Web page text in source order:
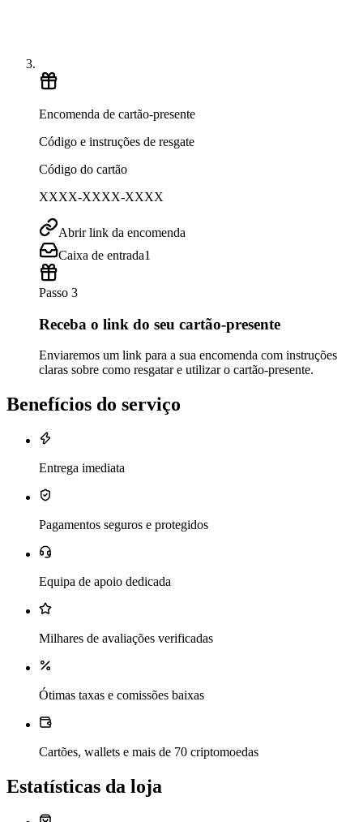
Encomenda de cartão-presente
Código e instruções de resgate
Código do cartão
XXXX-XXXX-XXXX
Abrir link da encomenda
Caixa de entrada1
Passo 3
Receba o link do seu cartão-presente
Enviaremos um link para a sua encomenda com instruções
claras sobre como resgatar e utilizar o cartão-presente.
Benefícios do serviço
Entrega imediata
Pagamentos seguros e protegidos
Equipa de apoio dedicada
Milhares de avaliações verificadas
Ótimas taxas e comissões baixas
Cartões, wallets e mais de 70 criptomoedas
Estatísticas da loja